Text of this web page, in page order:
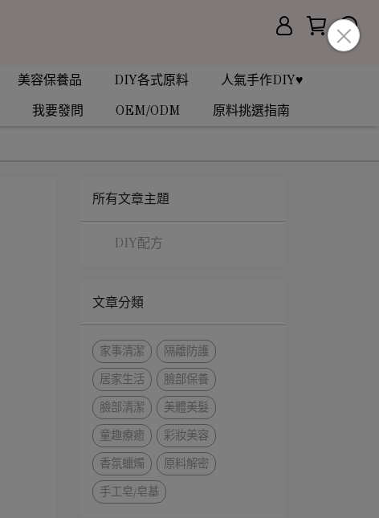
美容保養品 DIY各式原料
人氣手作DIY♥
我要發問 OEM/ODM 原料挑選指南
所有文章主題
DIY配方
文章分類
家事清潔
隔離防護
居家生活
臉部保養
臉部清潔
美體美髮
童趣療癒
彩妝美容
香氛蠟燭
原料解密
手工皂/皂基